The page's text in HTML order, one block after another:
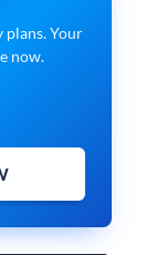
Your
now.